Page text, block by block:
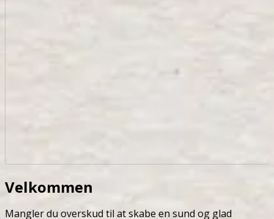
Velkommen
Mangler du overskud til at skabe en sund og glad